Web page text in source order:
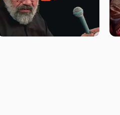
مادر منم مثل تو خمیدم – حاج
محمود کریمی – شهادت حضرت